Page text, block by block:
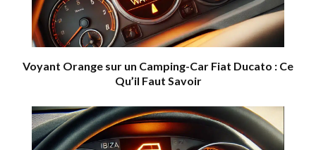
Voyant Orange sur un Camping-Car Fiat Ducato : Ce
Qu’il Faut Savoir